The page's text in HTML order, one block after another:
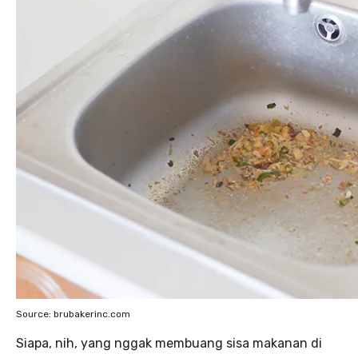
Source: brubakerinc.com
Siapa, nih, yang nggak membuang sisa makanan di